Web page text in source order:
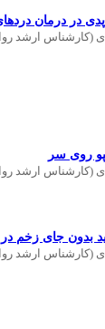
در درمان
(کارشناس ارشد
روی سر
(کارشناس ارشد
بدون جای زخم در
(کارشناس ارشد